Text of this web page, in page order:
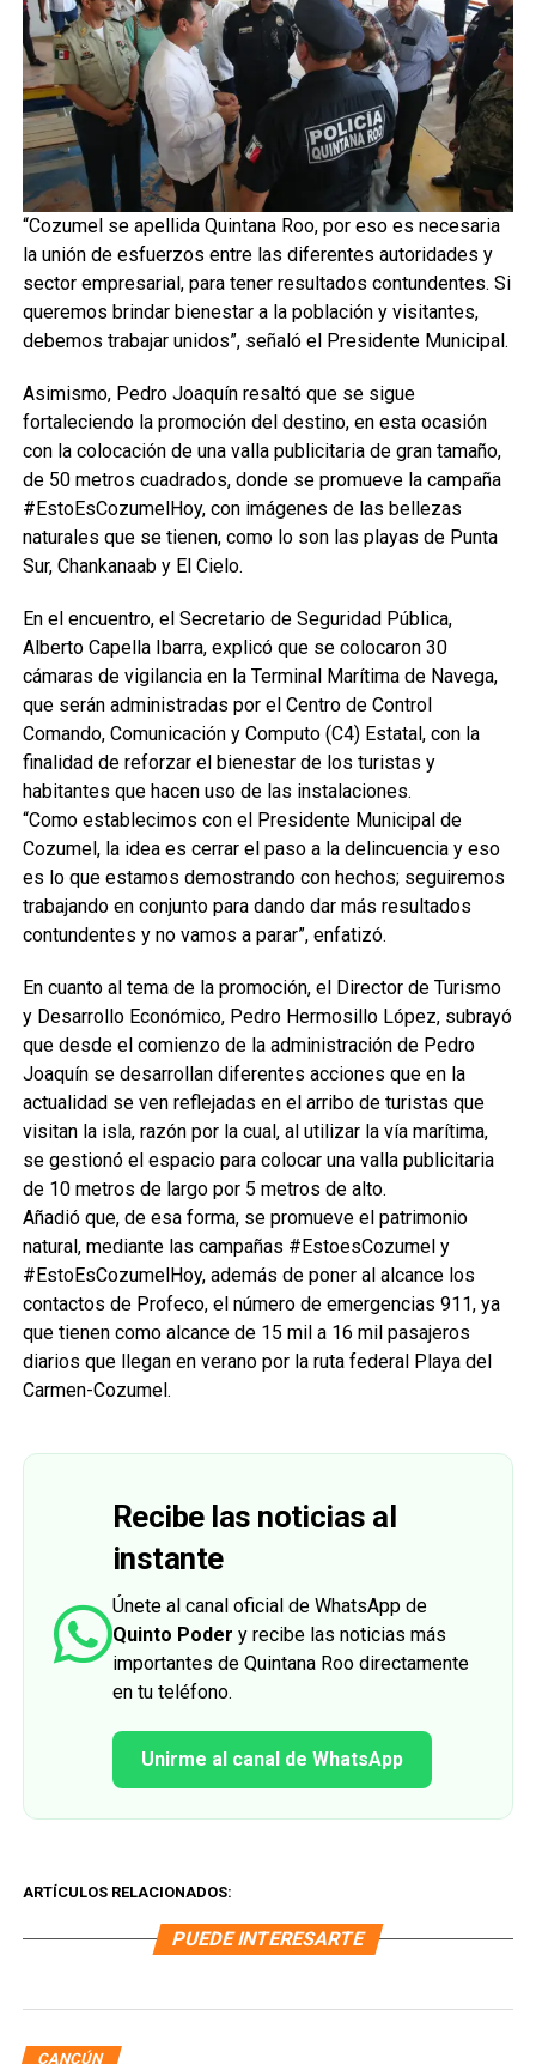
“Cozumel se apellida Quintana Roo, por eso es necesaria
la unión de esfuerzos entre las diferentes autoridades y
sector empresarial, para tener resultados contundentes. Si
queremos brindar bienestar a la población y visitantes,
debemos trabajar unidos”, señaló el Presidente Municipal.
Asimismo, Pedro Joaquín resaltó que se sigue
fortaleciendo la promoción del destino, en esta ocasión
con la colocación de una valla publicitaria de gran tamaño,
de 50 metros cuadrados, donde se promueve la campaña
#EstoEsCozumelHoy, con imágenes de las bellezas
naturales que se tienen, como lo son las playas de Punta
Sur, Chankanaab y El Cielo.
En el encuentro, el Secretario de Seguridad Pública,
Alberto Capella Ibarra, explicó que se colocaron 30
cámaras de vigilancia en la Terminal Marítima de Navega,
que serán administradas por el Centro de Control
Comando, Comunicación y Computo (C4) Estatal, con la
finalidad de reforzar el bienestar de los turistas y
habitantes que hacen uso de las instalaciones.
“Como establecimos con el Presidente Municipal de
Cozumel, la idea es cerrar el paso a la delincuencia y eso
es lo que estamos demostrando con hechos; seguiremos
trabajando en conjunto para dando dar más resultados
contundentes y no vamos a parar”, enfatizó.
En cuanto al tema de la promoción, el Director de Turismo
y Desarrollo Económico, Pedro Hermosillo López, subrayó
que desde el comienzo de la administración de Pedro
Joaquín se desarrollan diferentes acciones que en la
actualidad se ven reflejadas en el arribo de turistas que
visitan la isla, razón por la cual, al utilizar la vía marítima,
se gestionó el espacio para colocar una valla publicitaria
de 10 metros de largo por 5 metros de alto.
Añadió que, de esa forma, se promueve el patrimonio
natural, mediante las campañas #EstoesCozumel y
#EstoEsCozumelHoy, además de poner al alcance los
contactos de Profeco, el número de emergencias 911, ya
que tienen como alcance de 15 mil a 16 mil pasajeros
diarios que llegan en verano por la ruta federal Playa del
Carmen-Cozumel.
Recibe las noticias al
instante
Únete al canal oficial de WhatsApp de
Quinto Poder y recibe las noticias más
importantes de Quintana Roo directamente
en tu teléfono.
Unirme al canal de WhatsApp
ARTÍCULOS RELACIONADOS:
PUEDE INTERESARTE
CANCÚN